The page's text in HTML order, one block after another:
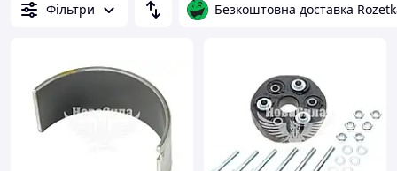
Фільтри Безкоштовна доставка